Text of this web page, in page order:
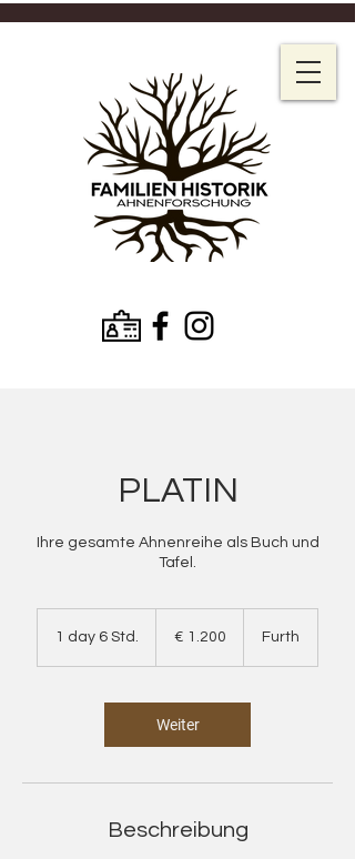
PLATIN
Ihre gesamte Ahnenreihe als Buch und
Tafel.
1 day 6 Std.
6
.
€ 1.200 Furth
Weiter
Beschreibung